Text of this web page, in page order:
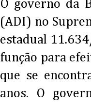
O governo da
(ADI) no
estadual
função para
que se
anos. O